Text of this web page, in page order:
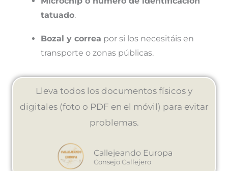
tatuado.
Bozal y correa por si los necesitáis en
transporte o zonas públicas.
Lleva todos los documentos físicos y
digitales (foto o PDF en el móvil) para evitar
problemas.
Callejeando Europa
Consejo Callejero